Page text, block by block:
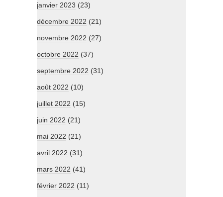
janvier 2023 (23)
décembre 2022 (21)
novembre 2022 (27)
octobre 2022 (37)
septembre 2022 (31)
août 2022 (10)
juillet 2022 (15)
juin 2022 (21)
mai 2022 (21)
avril 2022 (31)
mars 2022 (41)
février 2022 (11)